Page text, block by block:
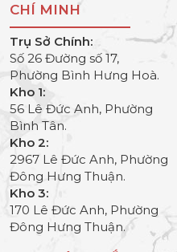
CHÍ MINH
Trụ Sở Chính:
Số 26 Đường số 17,
Phường Bình Hưng Hoà.
Kho 1:
56 Lê Đức Anh, Phường
Bình Tân.
Kho 2:
2967 Lê Đức Anh, Phường
Đông Hưng Thuận.
Kho 3:
170 Lê Đức Anh, Phường
Đông Hưng Thuận.